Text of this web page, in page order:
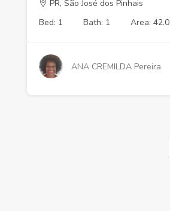
PR, São José dos Pinhais
Bed: 1
Bath: 1 Area:
ANA CREMILDA Pereira